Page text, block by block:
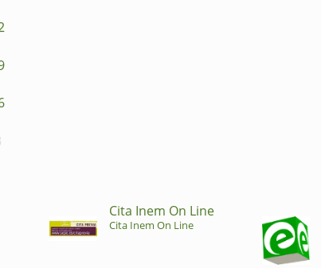
Cita Inem On Line
Cita Inem On Line